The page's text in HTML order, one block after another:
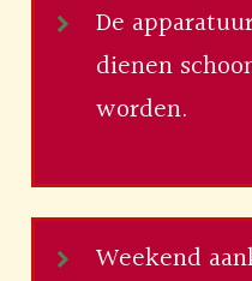
De
dienen
worden.
Weekend